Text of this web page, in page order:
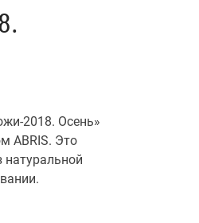
2018. Осень»
ABRIS. Это
натуральной